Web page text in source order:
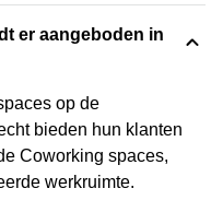
er aangeboden in
op de
bieden hun klanten
Coworking spaces,
werkruimte.